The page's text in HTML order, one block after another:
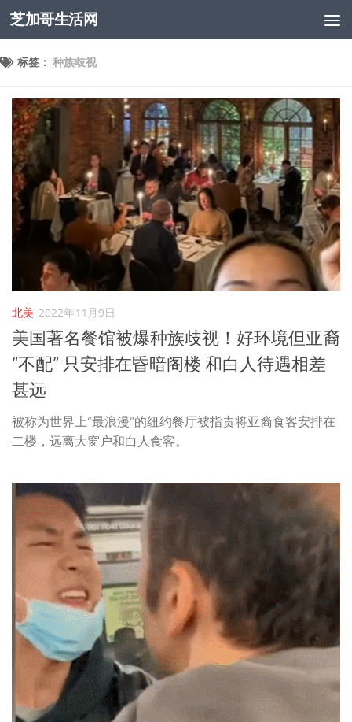
跳至内容
芝加哥生活网
标签： 种族歧视
北美 2022年11月9日
美国著名餐馆被爆种族歧视！好环境但亚裔
“不配” 只安排在昏暗阁楼 和白人待遇相差
甚远
被称为世界上“最浪漫”的纽约餐厅被指责将亚裔食客安排在
二楼，远离大窗户和白人食客。